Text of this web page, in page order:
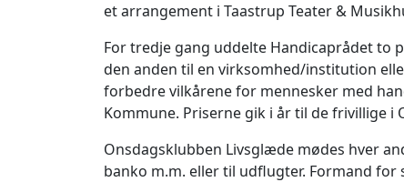
et arrangement i Taastrup Teater &
For tredje gang uddelte Handicaprådet to
den anden til en virk­somhed/institution
forbedre vilkårene for mennesker med
Kommune. Priserne gik i år til de frivillige i
Onsdagsklubben Livsglæde mødes hver
banko m.m. eller til udflugter. Formand